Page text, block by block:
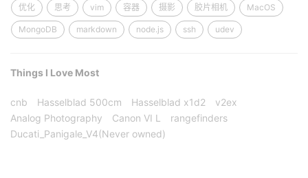
优化 思考 vim 容器 摄影 胶片相机 MacOS
MongoDB markdown node.js ssh udev
Things I Love Most
cnb Hasselblad 500cm Hasselblad x1d2
v2ex
Analog Photography
Canon VI L
rangefinders
Ducati_Panigale_V4(Never owned)